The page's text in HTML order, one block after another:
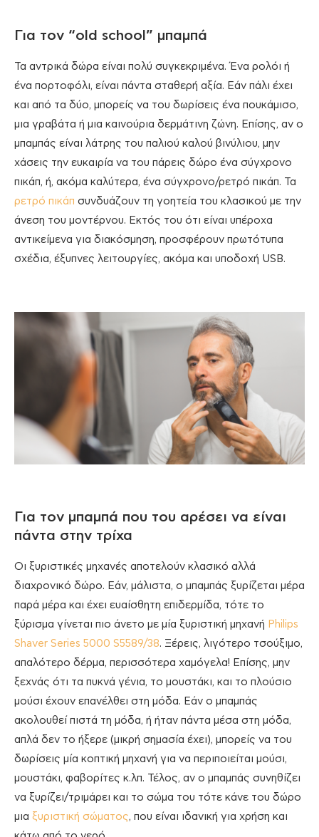
Για τον “old school” μπαμπά
Τα αντρικά δώρα είναι πολύ συγκεκριμένα. Ένα ρολόι ή
ένα πορτοφόλι, είναι πάντα σταθερή αξία. Εάν πάλι έχει
και από τα δύο, μπορείς να του δωρίσεις ένα πουκάμισο,
μια γραβάτα ή μια καινούρια δερμάτινη ζώνη. Επίσης, αν ο
μπαμπάς είναι λάτρης του παλιού καλού βινύλιου, μην
χάσεις την ευκαιρία να του πάρεις δώρο ένα σύγχρονο
πικάπ, ή, ακόμα καλύτερα, ένα σύγχρονο/ρετρό πικάπ. Τα
ρετρό πικάπ συνδυάζουν τη γοητεία του κλασικού με την
άνεση του μοντέρνου. Εκτός του ότι είναι υπέροχα
αντικείμενα για διακόσμηση, προσφέρουν πρωτότυπα
σχέδια, έξυπνες λειτουργίες, ακόμα και υποδοχή USB.
Για τον μπαμπά που του αρέσει να είναι
πάντα στην τρίχα
Οι ξυριστικές μηχανές αποτελούν κλασικό αλλά
διαχρονικό δώρο. Εάν, μάλιστα, ο μπαμπάς ξυρίζεται μέρα
παρά μέρα και έχει ευαίσθητη επιδερμίδα, τότε το
ξύρισμα γίνεται πιο άνετο με μία ξυριστική μηχανή Philips
Shaver Series 5000 S5589/38. Ξέρεις, λιγότερο τσούξιμο,
απαλότερο δέρμα, περισσότερα χαμόγελα! Επίσης, μην
ξεχνάς ότι τα πυκνά γένια, το μουστάκι, και το πλούσιο
μούσι έχουν επανέλθει στη μόδα. Εάν ο μπαμπάς
ακολουθεί πιστά τη μόδα, ή ήταν πάντα μέσα στη μόδα,
απλά δεν το ήξερε (μικρή σημασία έχει), μπορείς να του
δωρίσεις μία κοπτική μηχανή για να περιποιείται μούσι,
μουστάκι, φαβορίτες κ.λπ. Τέλος, αν ο μπαμπάς συνηθίζει
να ξυρίζει/τριμάρει και το σώμα του τότε κάνε του δώρο
μια ξυριστική σώματος, που είναι ιδανική για χρήση και